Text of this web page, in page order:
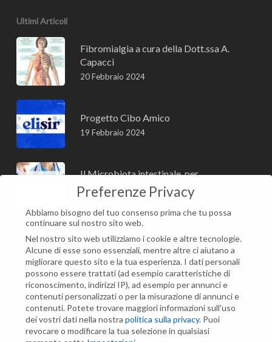
Ultimi Articoli
Fibromialgia a cura della Dott.ssa A.
Capacci
20 Febbraio 2024
Progetto Cibo Amico
19 Febbraio 2024
Il Microbiota intestinale, per
approfondire
Modifica impostazione Cookies
Contatti
Via Maria Montessori, 21
00135 Roma (RM)
Preferenze Privacy
Abbiamo bisogno del tuo consenso prima che tu possa
continuare sul nostro sito web.
Nel nostro sito web utilizziamo i cookie e altre tecnologie.
Alcune di esse sono essenziali, mentre altre ci aiutano a
migliorare questo sito e la tua esperienza. I dati personali
possono essere trattati (ad esempio caratteristiche di
riconoscimento, indirizzi IP), ad esempio per annunci e
contenuti personalizzati o per la misurazione di annunci e
contenuti. Potete trovare maggiori informazioni sull'uso
dei vostri dati nella nostra politica sulla privacy. Puoi
revocare o modificare la tua selezione in qualsiasi